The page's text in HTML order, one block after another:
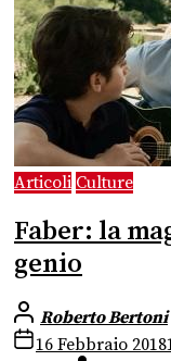
Articoli Culture
Faber: la
genio
Roberto Bertoni
16 Febbraio 2018